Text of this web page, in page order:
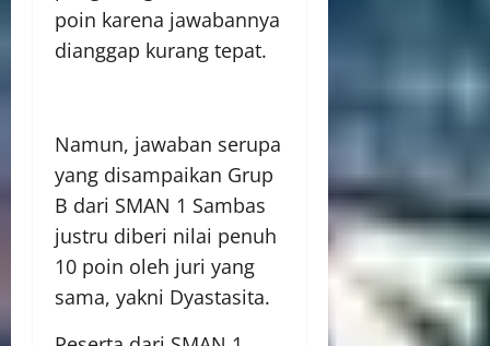
poin karena jawabannya
dianggap kurang tepat.
Namun, jawaban serupa
yang disampaikan Grup
B dari SMAN 1 Sambas
justru diberi nilai penuh
10 poin oleh juri yang
sama, yakni Dyastasita.